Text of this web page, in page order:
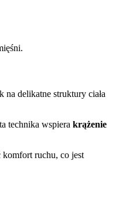
na delikatne struktury ciała
technika wspiera krążenie
komfort ruchu, co jest